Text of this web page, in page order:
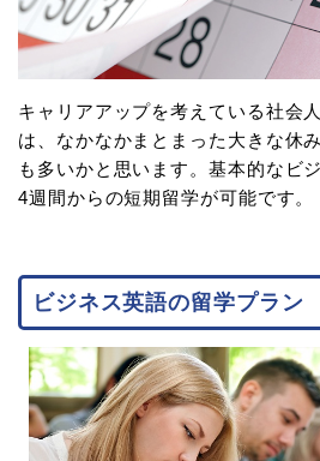
キャリアアップを考えている社会
は、なかなかまとまった大きな休
も多いかと思います。基本的なビ
4週間からの短期留学が可能です。
ビジネス英語の留学プラン